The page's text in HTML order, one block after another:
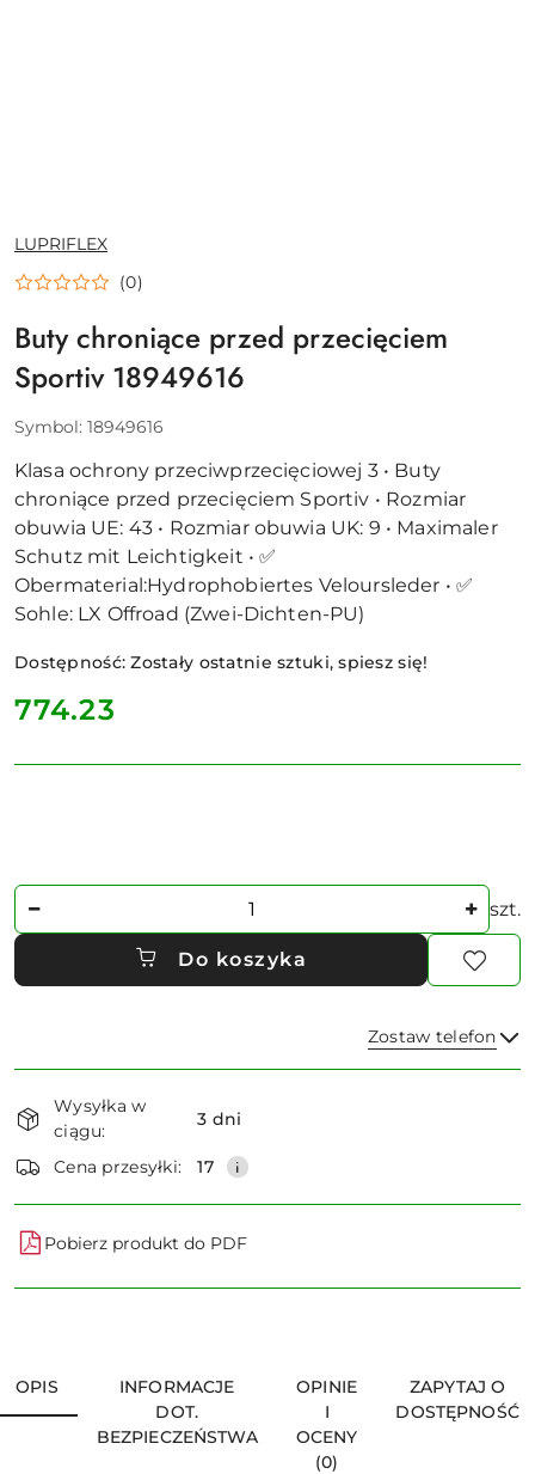
NAZWA
PRODUCENTA:
LUPRIFLEX
(0)
Buty chroniące przed przecięciem
Sportiv 18949616
Symbol: 18949616
Klasa ochrony przeciwprzecięciowej 3 • Buty
chroniące przed przecięciem Sportiv • Rozmiar
obuwia UE: 43 • Rozmiar obuwia UK: 9 • Maximaler
Schutz mit Leichtigkeit • ✅
Obermaterial:Hydrophobiertes Veloursleder • ✅
Sohle: LX Offroad (Zwei-Dichten-PU)
Dostępność:Zostały ostatnie sztuki, spiesz się!
cena:
774.23
Ilość szt.
Do koszyka
Zostaw telefon
i
dostawa
Wysyłka w
ciągu:
3 dni
Cena przesyłki: 17
Pobierz produkt do PDF
OPIS
INFORMACJE
DOT.
BEZPIECZEŃSTWA
OPINIE
I
OCENY
(0)
ZAPYTAJ O
DOSTĘPNOŚĆ